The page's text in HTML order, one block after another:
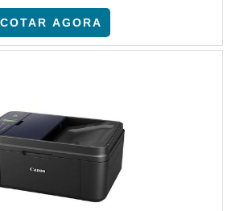
parados. A manutenção de
ser feita da seguinte forma:
mediante contato;
impressoras que pararam de
peças estragadas; Avaliação de
Ent.
COTAR AGORA